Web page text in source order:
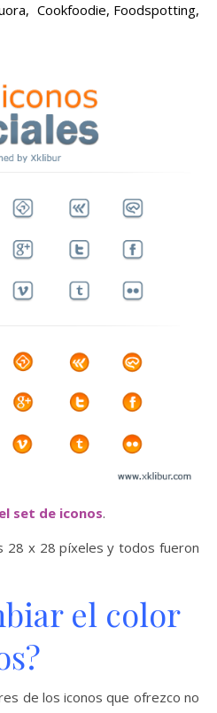
Cookfoodie, Foodspotting,
set de iconos.
28 x 28 píxeles y todos fueron
el color
de los iconos que ofrezco no